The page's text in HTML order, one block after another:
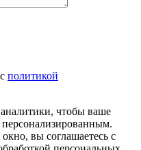
политикой
чтобы ваше
вы соглашаетесь с